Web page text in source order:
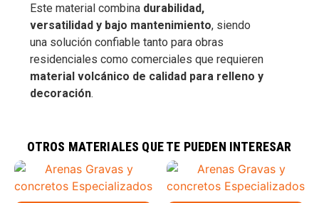
Este material combina durabilidad,
versatilidad y bajo mantenimiento, siendo
una solución confiable tanto para obras
residenciales como comerciales que requieren
material volcánico de calidad para relleno y
decoración.
OTROS MATERIALES QUE TE PUEDEN INTERESAR